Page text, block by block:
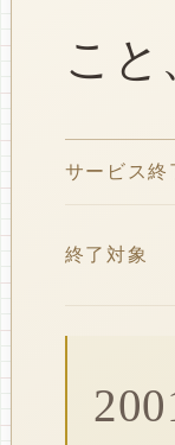
こ
サービス終
終了対象